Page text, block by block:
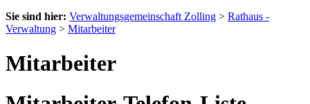
Sie sind hier: Verwaltungsgemeinschaft Zolling > Rathaus -
Verwaltung > Mitarbeiter
Mitarbeiter